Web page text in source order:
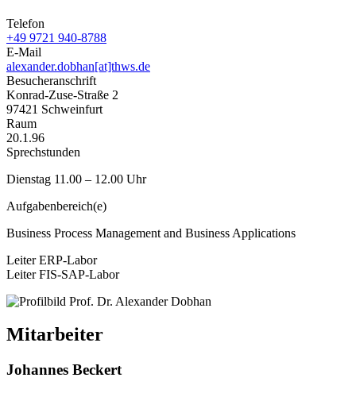
Telefon
+49 9721 940-8788
E-Mail
alexander.dobhan[at]thws.de
Besucheranschrift
Konrad-Zuse-Straße 2
97421 Schweinfurt
Raum
20.1.96
Sprechstunden
Dienstag 11.00 – 12.00 Uhr
Aufgabenbereich(e)
Business Process Management and Business Applications
Leiter ERP-Labor
Leiter FIS-SAP-Labor
Mitarbeiter
Johannes Beckert